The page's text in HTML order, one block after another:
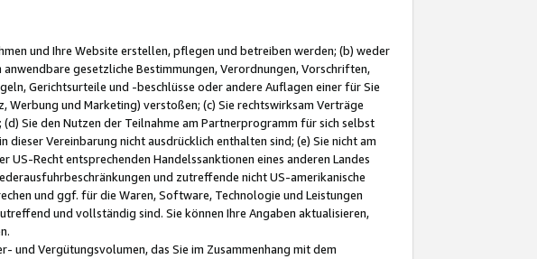
und Ihre Website erstellen, pflegen und betreiben werden; (b) weder
gesetzliche Bestimmungen, Verordnungen, Vorschriften,
Gerichtsurteile und -beschlüsse oder andere Auflagen einer für Sie
und Marketing) verstoßen; (c) Sie rechtswirksam Verträge
Sie den Nutzen der Teilnahme am Partnerprogramm für sich selbst
Vereinbarung nicht ausdrücklich enthalten sind; (e) Sie nicht am
Recht entsprechenden Handelssanktionen eines anderen Landes
und zutreffende nicht US-amerikanische
und ggf. für die Waren, Software, Technologie und Leistungen
und vollständig sind. Sie können Ihre Angaben aktualisieren,
und Vergütungsvolumen, das Sie im Zusammenhang mit dem